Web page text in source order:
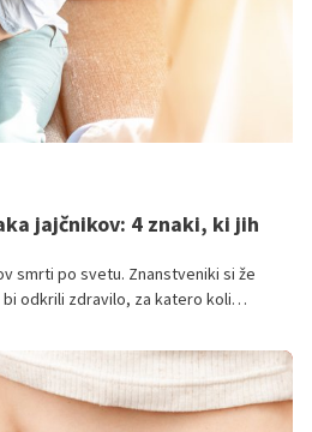
jajčnikov: 4 znaki, ki jih
smrti po svetu. Znanstveniki si že
odkrili zdravilo, za katero koli
ne razumemo rakavih
reši zgodnje odkrivanje simptomov.